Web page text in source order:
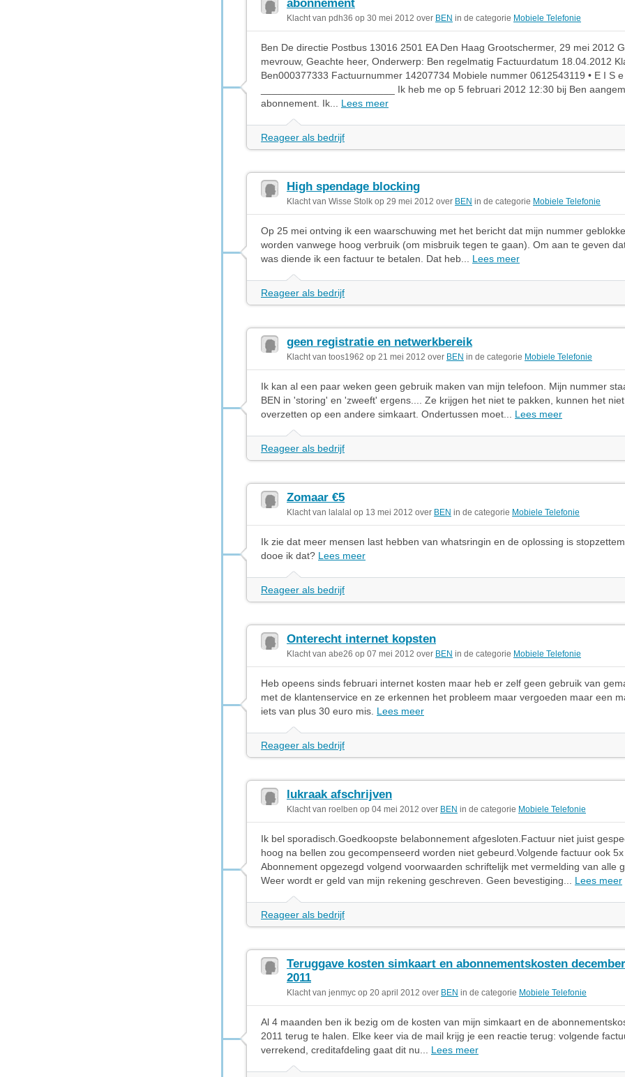
abonnement
Klacht van pdh36 op 30 mei 2012 over BEN in de categorie Mobiele Telefonie
Ben De directie Postbus 13016 2501 EA Den Haag Grootschermer, 29 mei 2012
mevrouw, Geachte heer, Onderwerp: Ben regelmatig Factuurdatum 18.04.2012
Ben000377333 Factuurnummer 14207734 Mobiele nummer 0612543119 • E I S
________________________ Ik heb me op 5 februari 2012 12:30 bij Ben
abonnement. Ik... Lees meer
Reageer als bedrijf
High spendage blocking
Klacht van Wisse Stolk op 29 mei 2012 over BEN in de categorie Mobiele Telefonie
Op 25 mei ontving ik een waarschuwing met het bericht dat mijn nummer
worden vanwege hoog verbruik (om misbruik tegen te gaan). Om aan te geven
was diende ik een factuur te betalen. Dat heb... Lees meer
Reageer als bedrijf
geen registratie en netwerkbereik
Klacht van toos1962 op 21 mei 2012 over BEN in de categorie Mobiele Telefonie
Ik kan al een paar weken geen gebruik maken van mijn telefoon. Mijn nummer
BEN in 'storing' en 'zweeft' ergens.... Ze krijgen het niet te pakken, kunnen het
overzetten op een andere simkaart. Ondertussen moet... Lees meer
Reageer als bedrijf
Zomaar €5
Klacht van lalalal op 13 mei 2012 over BEN in de categorie Mobiele Telefonie
Ik zie dat meer mensen last hebben van whatsringin en de oplossing is
dooe ik dat? Lees meer
Reageer als bedrijf
Onterecht internet kopsten
Klacht van abe26 op 07 mei 2012 over BEN in de categorie Mobiele Telefonie
Heb opeens sinds februari internet kosten maar heb er zelf geen gebruik van
met de klantenservice en ze erkennen het probleem maar vergoeden maar een
iets van plus 30 euro mis. Lees meer
Reageer als bedrijf
lukraak afschrijven
Klacht van roelben op 04 mei 2012 over BEN in de categorie Mobiele Telefonie
Ik bel sporadisch.Goedkoopste belabonnement afgesloten.Factuur niet juist
hoog na bellen zou gecompenseerd worden niet gebeurd.Volgende factuur ook
Abonnement opgezegd volgend voorwaarden schriftelijk met vermelding van alle
Weer wordt er geld van mijn rekening geschreven. Geen bevestiging... Lees meer
Reageer als bedrijf
Teruggave kosten simkaart en abonnementskosten december
2011
Klacht van jenmyc op 20 april 2012 over BEN in de categorie Mobiele Telefonie
Al 4 maanden ben ik bezig om de kosten van mijn simkaart en de
2011 terug te halen. Elke keer via de mail krijg je een reactie terug: volgende
verrekend, creditafdeling gaat dit nu... Lees meer